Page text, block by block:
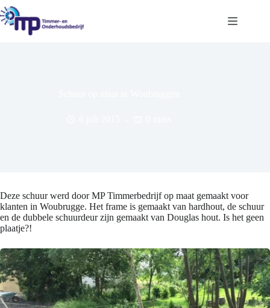
Ga
naar
de
Deze schuur werd door MP Timmerbedrijf op maat gemaakt voor
klanten in Woubrugge. Het frame is gemaakt van hardhout, de schuur
en de dubbele schuurdeur zijn gemaakt van Douglas hout. Is het geen
plaatje?!